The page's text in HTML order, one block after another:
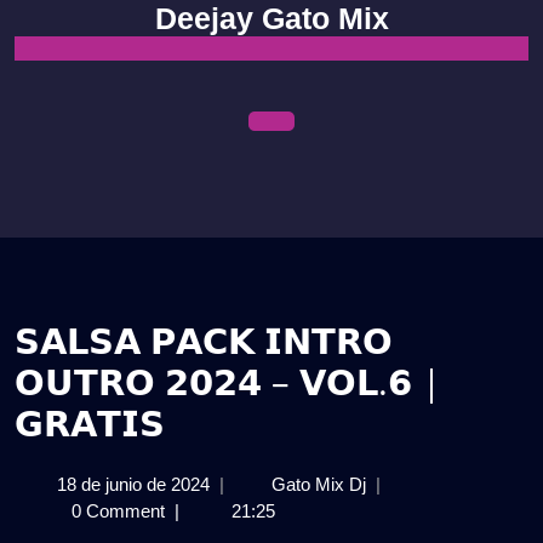
content
Deejay Gato Mix
𝗦𝗔𝗟𝗦𝗔 𝗣𝗔𝗖𝗞 𝗜𝗡𝗧𝗥𝗢
𝗢𝗨𝗧𝗥𝗢 𝟮𝟬𝟮𝟰 – 𝗩𝗢𝗟.𝟲 |
𝗚𝗥𝗔𝗧𝗜𝗦
18 de junio de 202418| Gato Mix Dj𝗦𝗔𝗟𝗦𝗔
|
0 Comment | 21:25